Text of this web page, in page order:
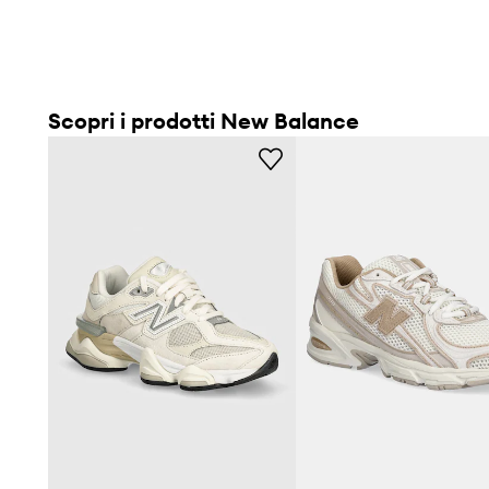
Scopri i prodotti New Balance